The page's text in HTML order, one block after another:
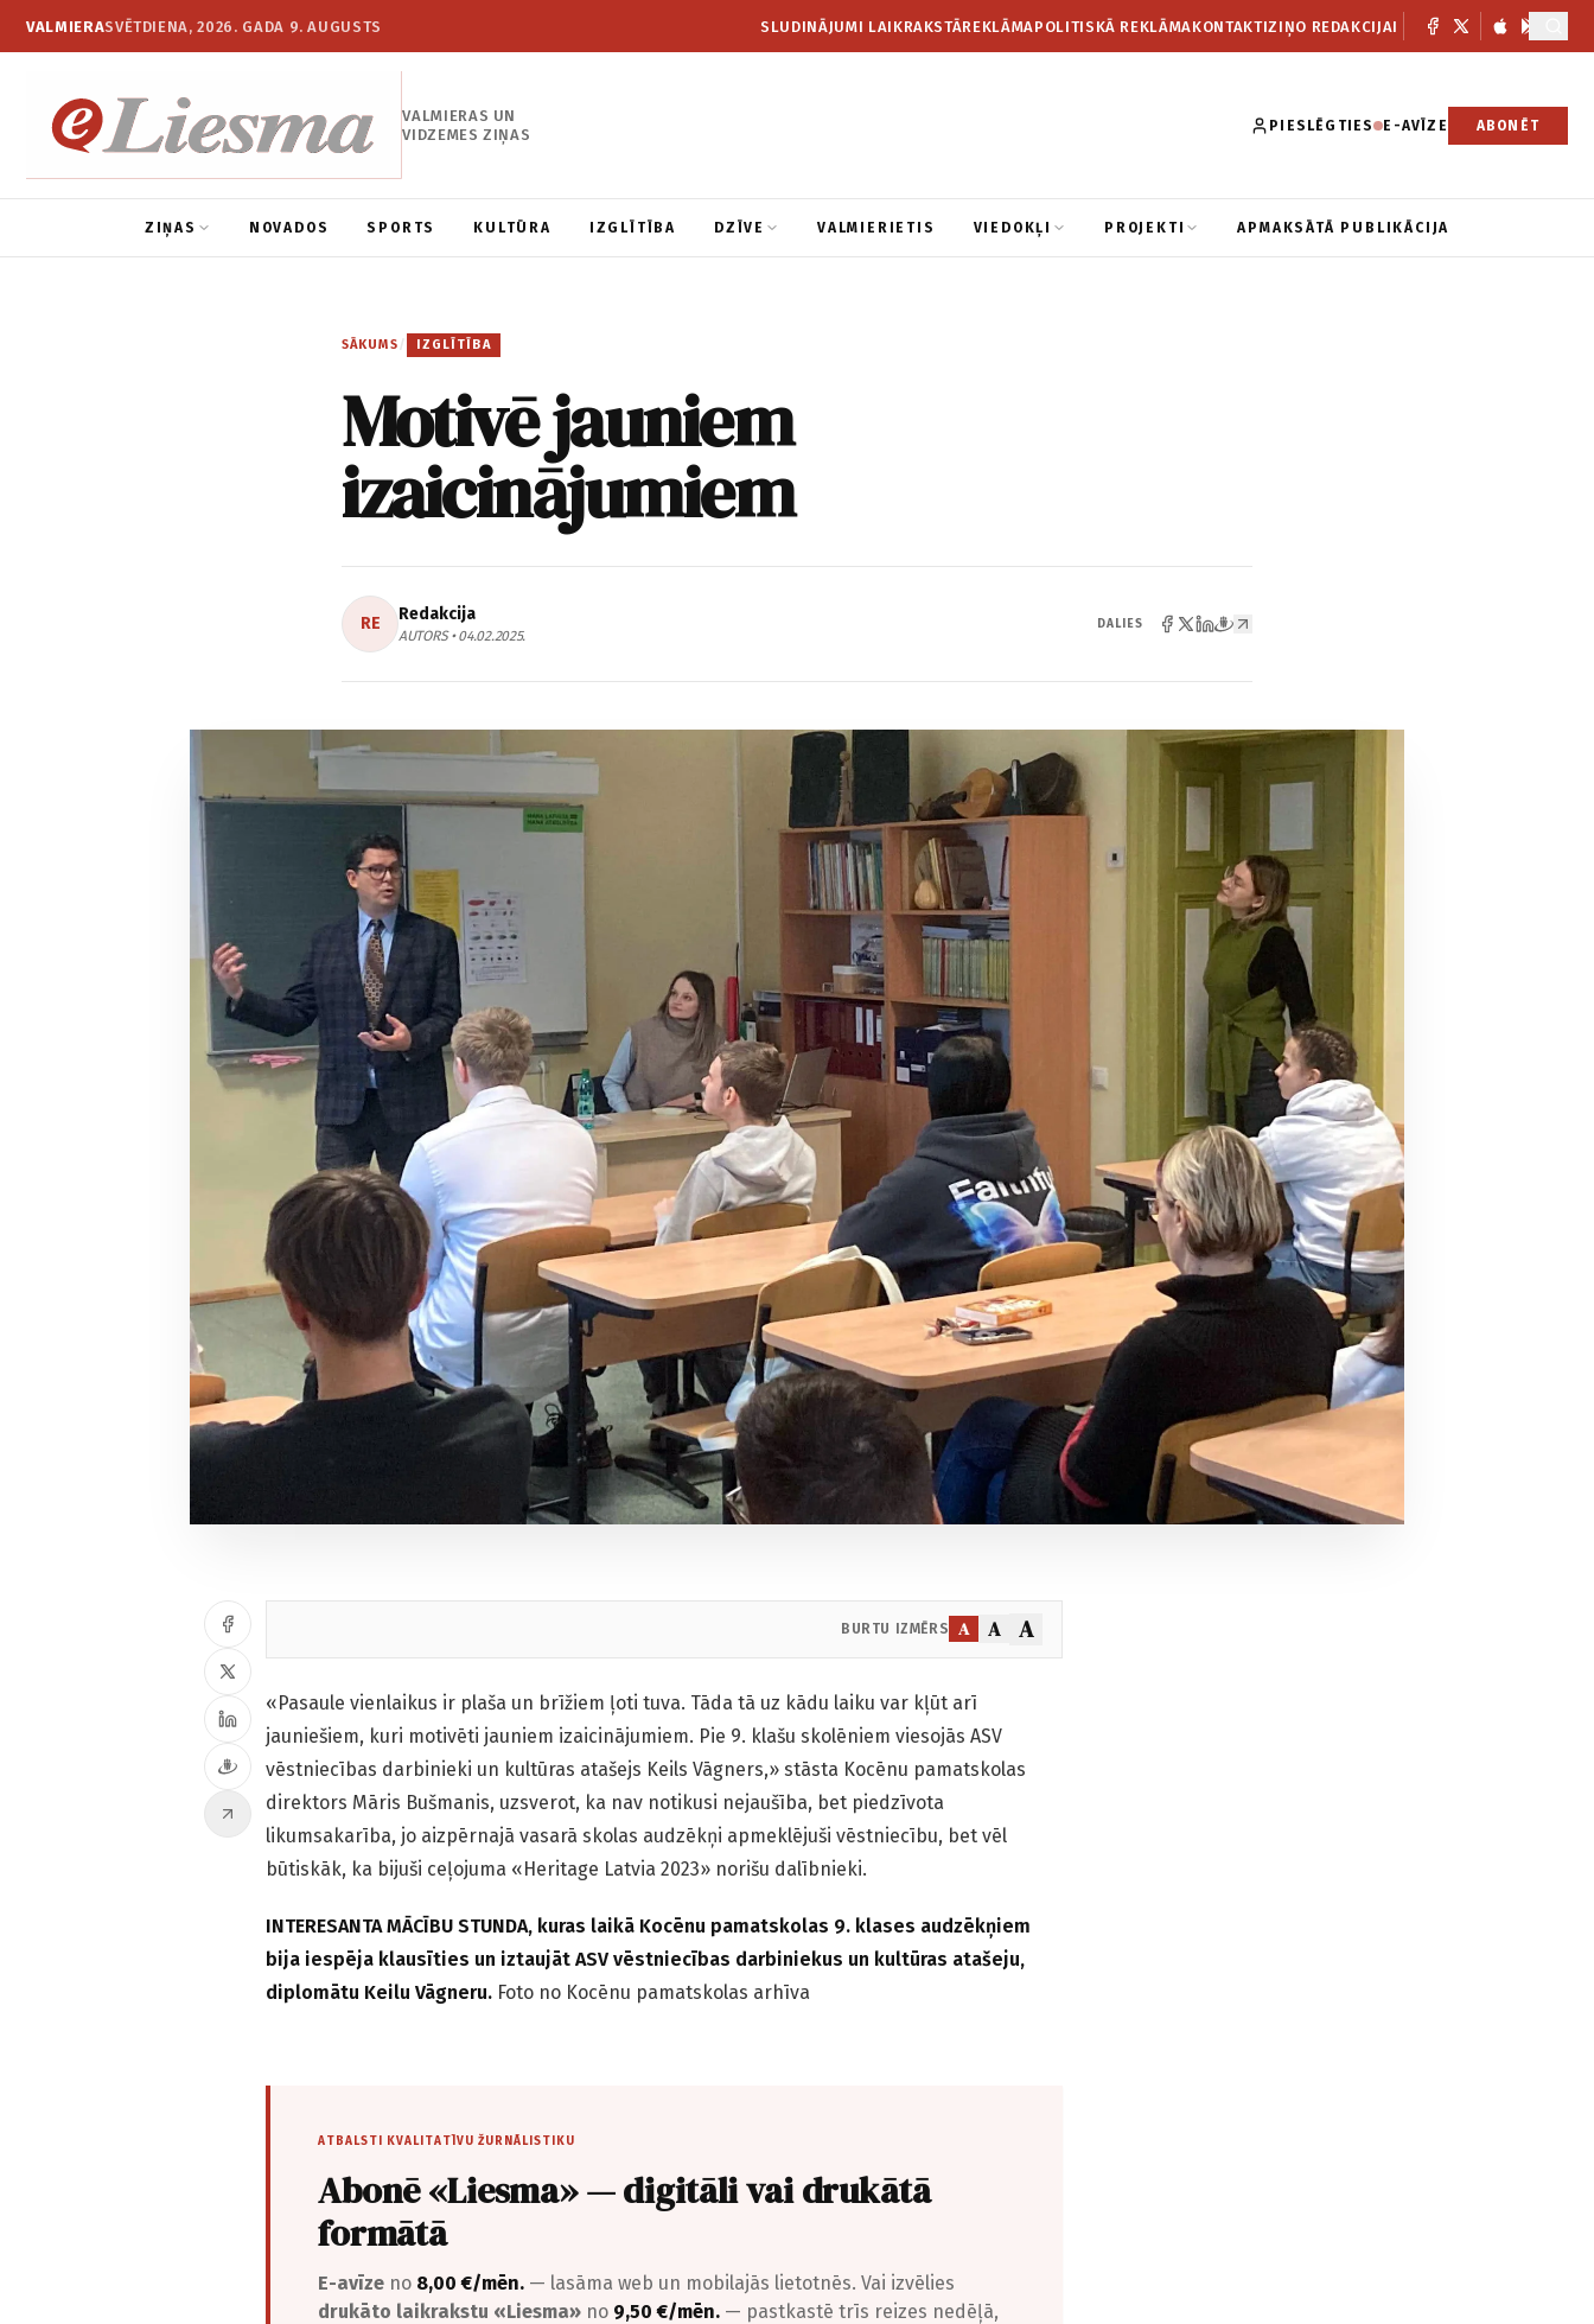
VALMIERASVĒTDIENA, 2026. GADA 9. AUGUSTS SLUDINĀJUMI LAIKRAKSTĀREKLĀMAPOLITISKĀ REKLĀMAKONTAKTIZIŅO REDAKCIJAI
VALMIERAS UN
VIDZEMES ZIŅAS
PIESLĒGTIES E-AVĪZE ABONĒT
ZIŅAS NOVADOS SPORTS KULTŪRA IZGLĪTĪBA DZĪVE VALMIERIETIS VIEDOKĻI PROJEKTI APMAKSĀTĀ PUBLIKĀCIJA
SĀKUMS / IZGLĪTĪBA
Motivē jauniem
izaicinājumiem
RE Redakcija
AUTORS • 04.02.2025.
DALIES
BURTU IZMĒRS A A A
«Pasaule vienlaikus ir plaša un brīžiem ļoti tuva. Tāda tā uz kādu laiku var kļūt arī
jauniešiem, kuri motivēti jauniem izaicinājumiem. Pie 9. klašu skolēniem viesojās ASV
vēstniecības darbinieki un kultūras atašejs Keils Vāgners,» stāsta Kocēnu pamatskolas
direktors Māris Bušmanis, uzsverot, ka nav notikusi nejaušība, bet piedzīvota
likumsakarība, jo aizpērnajā vasarā skolas audzēkņi apmeklējuši vēstniecību, bet vēl
būtiskāk, ka bijuši ceļojuma «Heritage Latvia 2023» norišu dalībnieki.
INTERESANTA MĀCĪBU STUNDA, kuras laikā Kocēnu pamatskolas 9. klases audzēkņiem
bija iespēja klausīties un iztaujāt ASV vēstniecības darbiniekus un kultūras atašeju,
diplomātu Keilu Vāgneru. Foto no Kocēnu pamatskolas arhīva
ATBALSTI KVALITATĪVU ŽURNĀLISTIKU
Abonē «Liesma» — digitāli vai drukātā
formātā
E-avīze no 8,00 €/mēn. — lasāma web un mobilajās lietotnēs. Vai izvēlies
drukāto laikrakstu «Liesma» no 9,50 €/mēn. — pastkastē trīs reizes nedēļā,